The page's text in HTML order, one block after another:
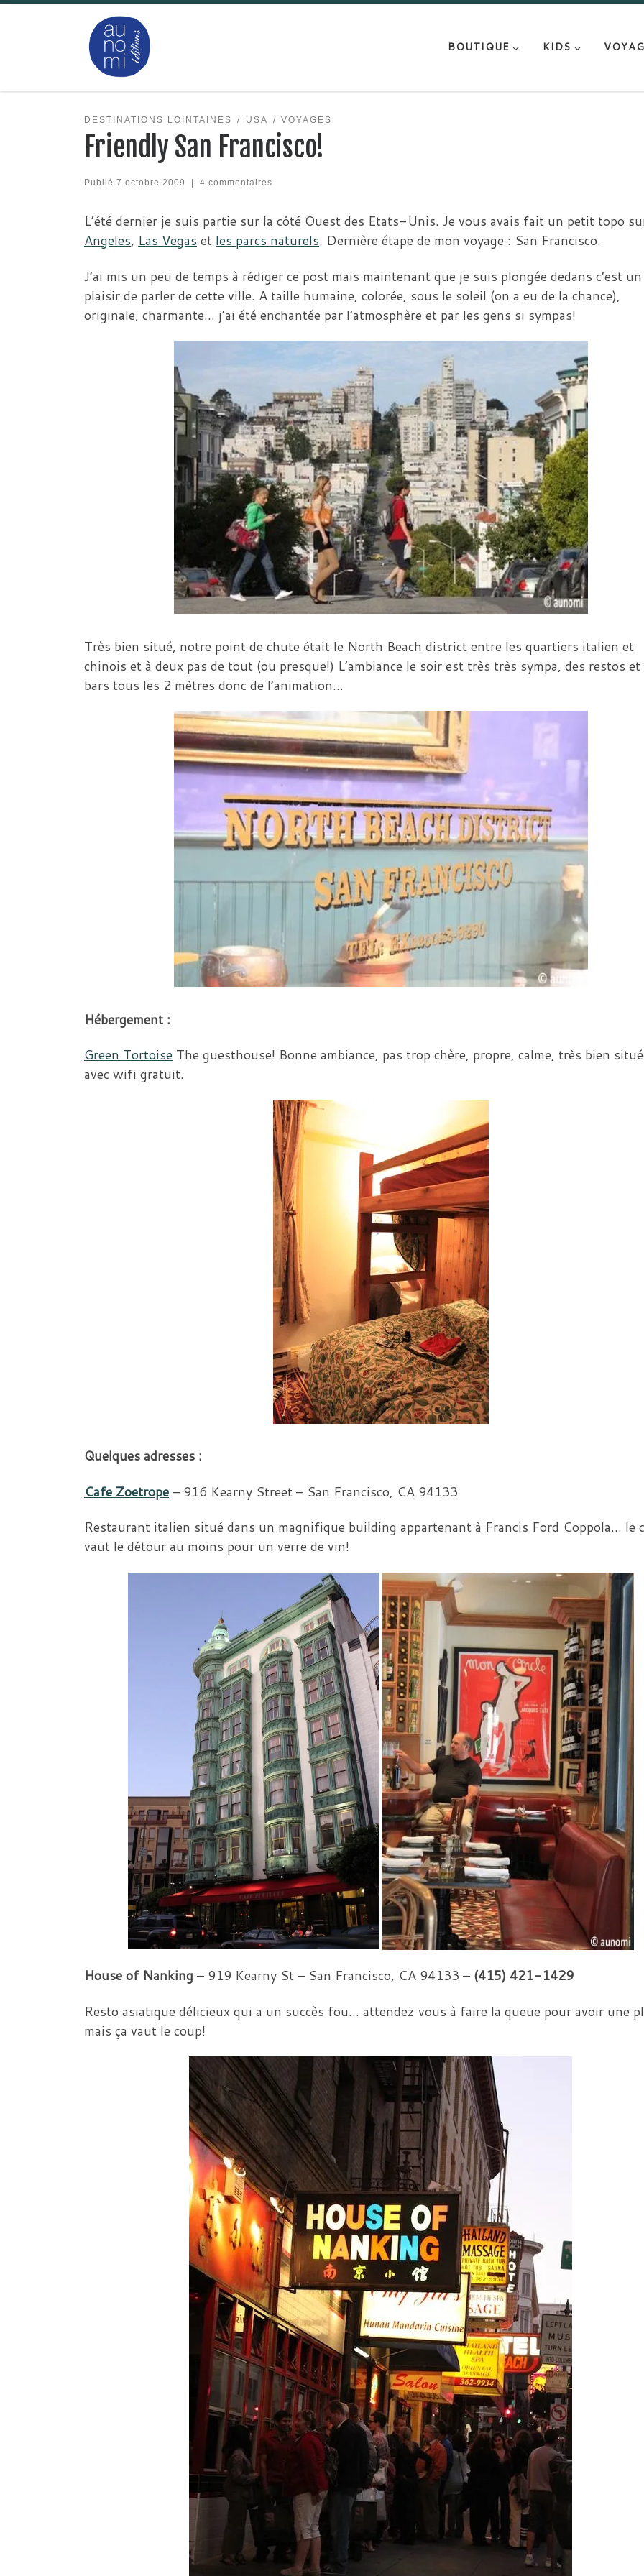
Passer au contenu
BOUTIQUE
KIDS
DESTINATIONS LOINTAINES USA VOYAGES
Friendly San Francisco!
Publié 7 octobre 2009 4 commentaires
L’été dernier je suis partie sur la côté Ouest des Etats-Unis. Je vous avais fait un petit topo
Angeles, Las Vegas et les parcs naturels. Dernière étape de mon voyage : San Francisco.
J’ai mis un peu de temps à rédiger ce post mais maintenant que je suis plongée dedans c’est
plaisir de parler de cette ville. A taille humaine, colorée, sous le soleil (on a eu de la chance),
originale, charmante… j’ai été enchantée par l’atmosphère et par les gens si sympas!
Très bien situé, notre point de chute était le North Beach district entre les quartiers italien et
chinois et à deux pas de tout (ou presque!) L’ambiance le soir est très très sympa, des restos et
bars tous les 2 mètres donc de l’animation…
Hébergement :
Green Tortoise The guesthouse! Bonne ambiance, pas trop chère, propre, calme, très bien
avec wifi gratuit.
Quelques adresses :
Cafe Zoetrope– 916 Kearny Street – San Francisco, CA 94133
Restaurant italien situé dans un magnifique building appartenant à Francis Ford Coppola… le
vaut le détour au moins pour un verre de vin!
House of Nanking – 919 Kearny St– San Francisco, CA 94133 – (415) 421-1429
Resto asiatique délicieux qui a un succès fou… attendez vous à faire la queue pour avoir une
mais ça vaut le coup!